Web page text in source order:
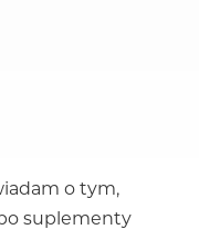
o tym,
suplementy